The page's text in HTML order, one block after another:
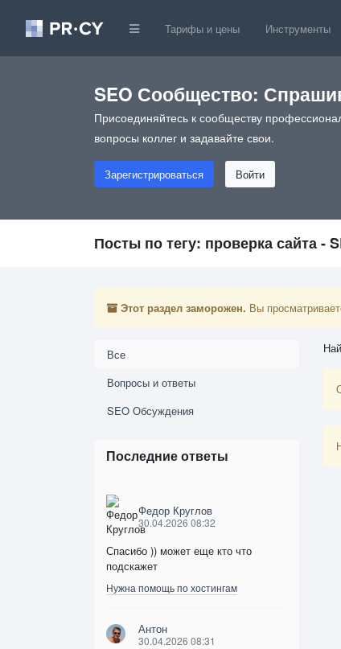
Тарифы и цены Инструменты
SEO Сообщество:
Присоединяйтесь к сообществу
вопросы коллег и задавайте свои.
Зарегистрироваться Войти
Посты по тегу: проверка сайта -
Этот раздел заморожен. Вы
Все
Вопросы и ответы
SEO Обсуждения
Последние ответы
Федор Круглов
30.04.2026 08:32
Спасибо )) может еще кто что
подскажет
Нужна помощь по хостингам
Антон
30.04.2026 08:31